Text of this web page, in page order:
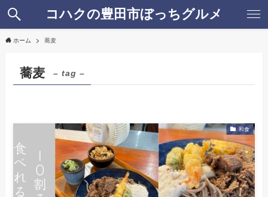
コハクの豊田市ぼっちグルメ
ホーム 蕎麦
蕎麦 – tag –
和食